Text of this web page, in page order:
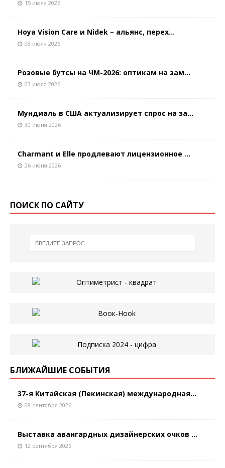
15 июля 2026
Hoya Vision Care и Nidek – альянс, перех...
08 июля 2026
Розовые бутсы на ЧМ-2026: оптикам на зам...
03 июля 2026
Мундиаль в США актуализирует спрос на за...
30 июня 2026
Charmant и Elle продлевают лицензионное ...
26 июня 2026
ПОИСК ПО САЙТУ
БЛИЖАЙШИЕ СОБЫТИЯ
37-я Китайская (Пекинская) международная...
08 сентября 2026
Выставка авангардных дизайнерских очков ...
12 сентября 2026